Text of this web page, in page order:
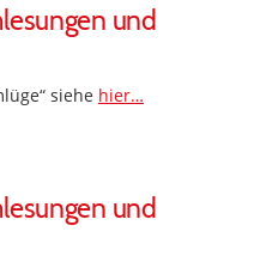
und
siehe hier…
und